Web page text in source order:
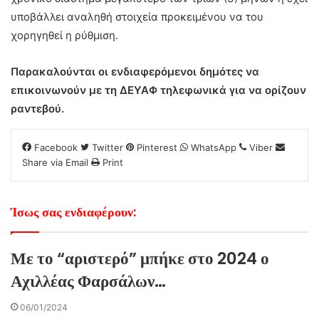
υποβάλλει αναληθή στοιχεία προκειμένου να του
χορηγηθεί η ρύθμιση.
Παρακαλούνται οι ενδιαφερόμενοι δημότες να
επικοινωνούν με τη ΔΕΥΑΦ τηλεφωνικά για να ορίζουν
ραντεβού.
Facebook Twitter Pinterest WhatsApp
Viber
Share via Email
Print
Ίσως σας ενδιαφέρουν:
Με το “αριστερό” μπήκε στο 2024 ο
Αχιλλέας Φαρσάλων…
06/01/2024